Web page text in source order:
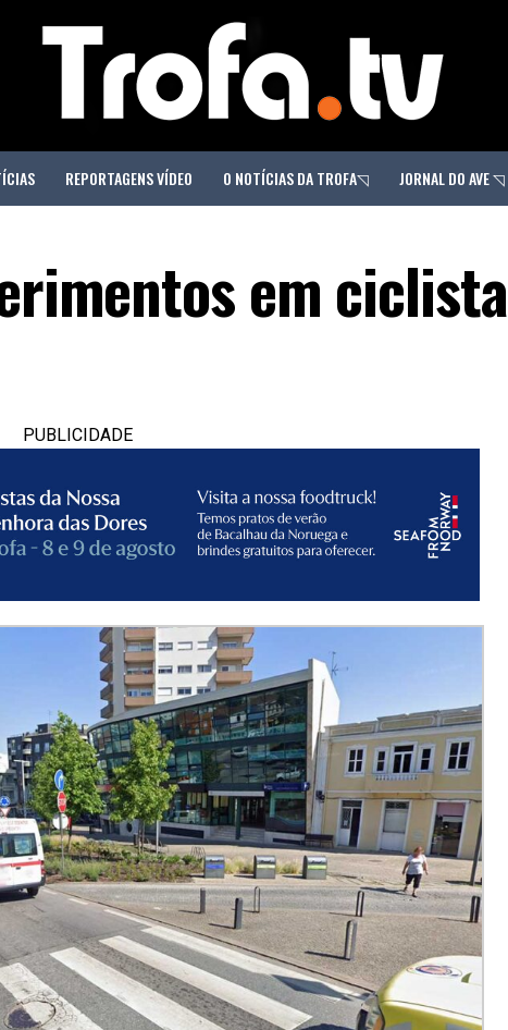
REPORTAGENS VÍDEO O NOTÍCIAS DA TROFA◹ JORNAL DO AVE ◹
em ciclista
PUBLICIDADE